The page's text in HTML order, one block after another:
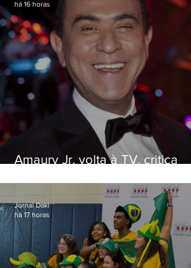
Amaury Jr. volta à TV, critica
viraram colunistas de si
há 16 horas
Jornal Daki
há 17 horas